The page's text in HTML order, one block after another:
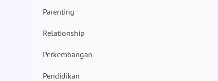
Parenting
Relationship
Perkembangan
Pendidikan